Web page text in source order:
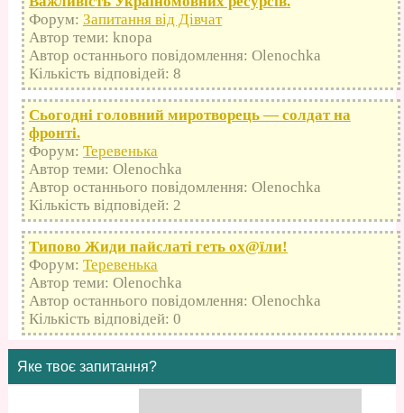
Форум: Запитання від Дівчат
Автор теми: knopa
Автор останнього повідомлення: Olenochka
Кількість відповідей: 8
Сьогодні головний миротворець — солдат на
фронті.
Форум: Теревенька
Автор теми: Olenochka
Автор останнього повідомлення: Olenochka
Кількість відповідей: 2
Типово Жиди пайслаті геть оx@їли!
Форум: Теревенька
Автор теми: Olenochka
Автор останнього повідомлення: Olenochka
Кількість відповідей: 0
Яке твоє запитання?